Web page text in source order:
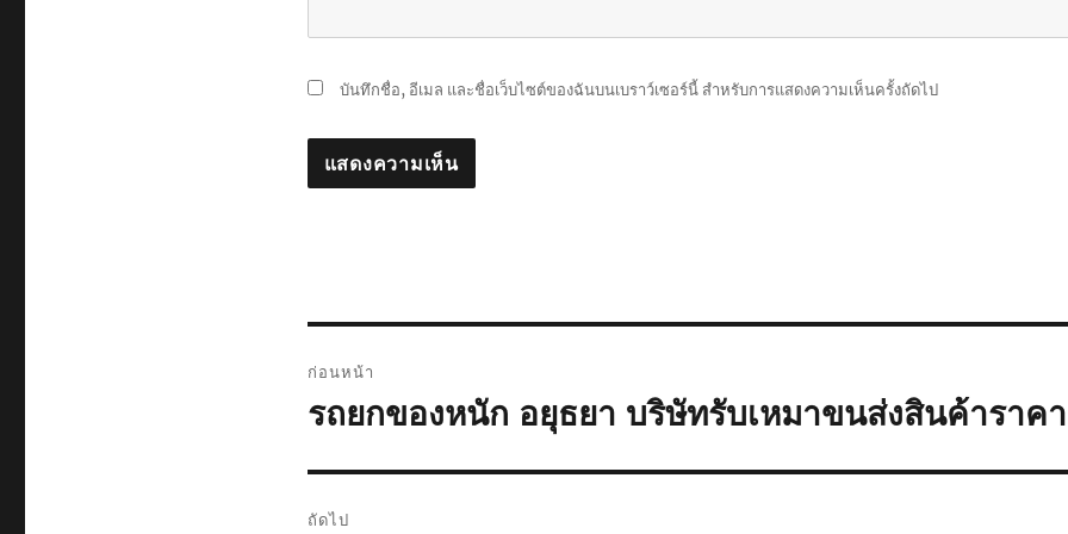
บันทึกชื่อ, อีเมล และชื่อเว็บไซต์ของฉันบนเบราว์เซอร์นี้ สำหรับการแสดงความเห็นครั้งถัดไป
เรื่อง
ก่อนหน้า
เรื่อง
หน้า:
รถยกของหนัก อยุธยา บริษัทรับเหมาขนส่งสินค้าราค
ถัดไป